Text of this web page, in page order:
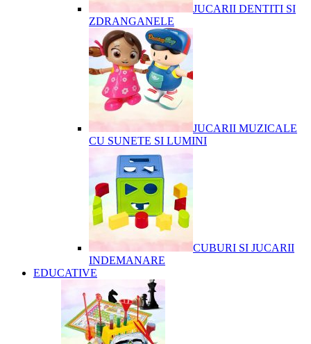
JUCARII DENTITI SI
ZDRANGANELE
JUCARII MUZICALE
CU SUNETE SI LUMINI
CUBURI SI JUCARII
INDEMANARE
EDUCATIVE